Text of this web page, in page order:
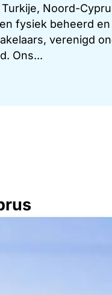
Noord-
fysiek beheerd
verenigd
Ons...